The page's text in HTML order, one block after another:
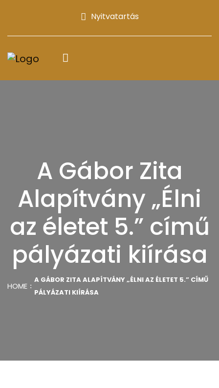
Nyitvatartás
A Gábor Zita
Alapítvány „Élni
az életet 5.” című
pályázati kiírása
HOME
A GÁBOR ZITA ALAPÍTVÁNY „ÉLNI AZ ÉLETET 5.” CÍMŰ
PÁLYÁZATI KIÍRÁSA